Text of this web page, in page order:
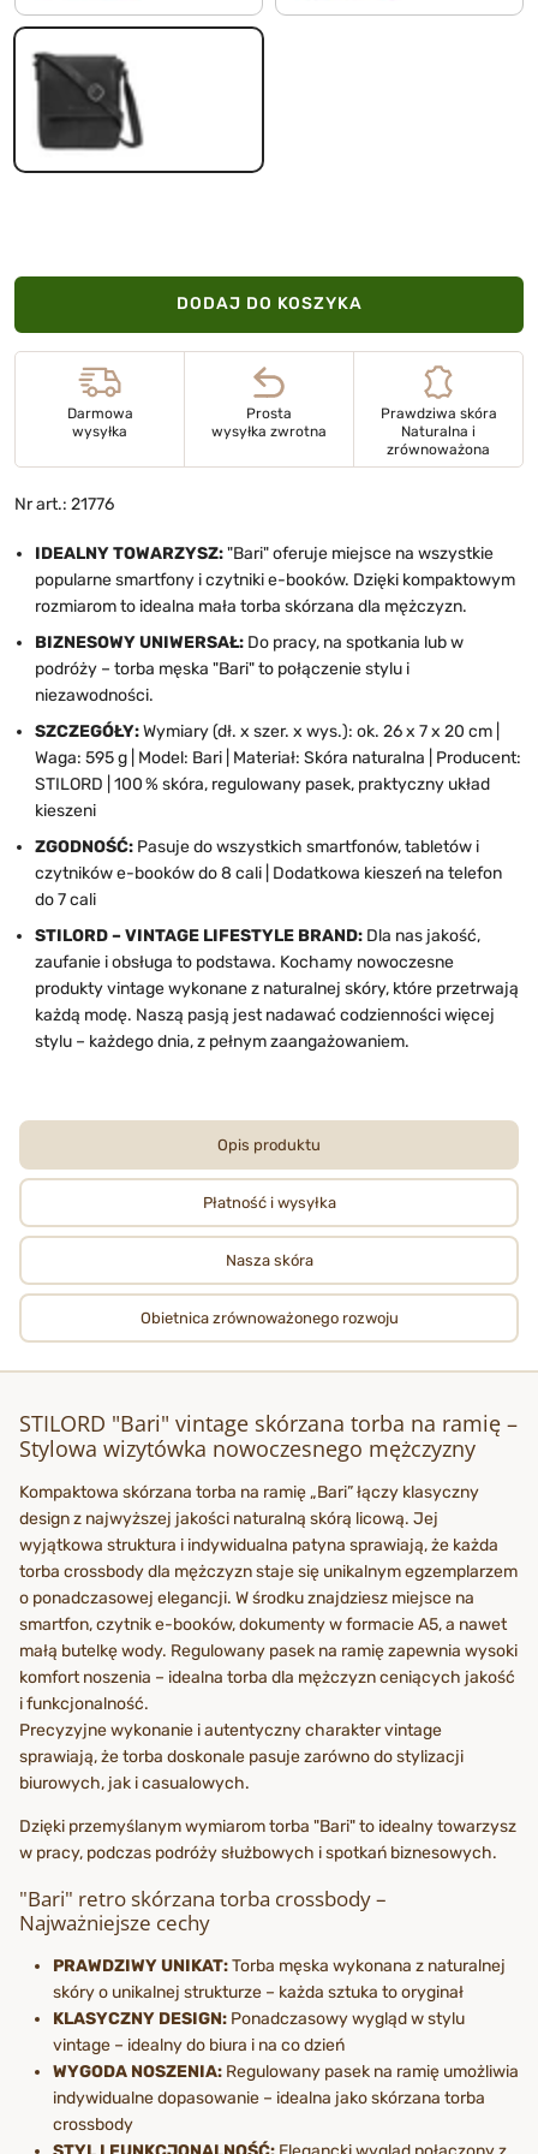
DODAJ DO KOSZYKA
Darmowa
wysyłka
Prosta
wysyłka zwrotna
Prawdziwa skóra
Naturalna i
zrównoważona
Nr art.: 21776
IDEALNY TOWARZYSZ:"Bari" oferuje miejsce na wszystkie
popularne smartfony i czytniki e-booków. Dzięki kompaktowym
rozmiarom to idealna mała torba skórzana dla mężczyzn.
BIZNESOWY UNIWERSAŁ: Do pracy, na spotkania lub w
podróży – torba męska "Bari" to połączenie stylu i
niezawodności.
SZCZEGÓŁY:Wymiary (dł. x szer. x wys.): ok. 26 x 7 x 20 cm |
Waga: 595 g | Model: Bari | Materiał: Skóra naturalna | Producent:
STILORD | 100 % skóra, regulowany pasek, praktyczny układ
kieszeni
ZGODNOŚĆ: Pasuje do wszystkich smartfonów, tabletów i
czytników e-booków do 8 cali | Dodatkowa kieszeń na telefon
do 7 cali
STILORD – VINTAGE LIFESTYLE BRAND: Dla nas jakość,
zaufanie i obsługa to podstawa. Kochamy nowoczesne
produkty vintage wykonane z naturalnej skóry, które przetrwają
każdą modę. Naszą pasją jest nadawać codzienności więcej
stylu – każdego dnia, z pełnym zaangażowaniem.
Opis produktu
Płatność i wysyłka
Nasza skóra
Obietnica zrównoważonego rozwoju
STILORD "Bari" vintage skórzana torba na ramię –
Stylowa wizytówka nowoczesnego mężczyzny
Kompaktowa skórzana torba na ramię „Bari” łączy klasyczny
design z najwyższej jakości naturalną skórą licową. Jej
wyjątkowa struktura i indywidualna patyna sprawiają, że każda
torba crossbody dla mężczyzn staje się unikalnym egzemplarzem
o ponadczasowej elegancji. W środku znajdziesz miejsce na
smartfon, czytnik e-booków, dokumenty w formacie A5, a nawet
małą butelkę wody. Regulowany pasek na ramię zapewnia wysoki
komfort noszenia – idealna torba dla mężczyzn ceniących jakość
i funkcjonalność.
Precyzyjne wykonanie i autentyczny charakter vintage
sprawiają, że torba doskonale pasuje zarówno do stylizacji
biurowych, jak i casualowych.
Dzięki przemyślanym wymiarom torba "Bari" to idealny towarzysz
w pracy, podczas podróży służbowych i spotkań biznesowych.
"Bari" retro skórzana torba crossbody –
Najważniejsze cechy
PRAWDZIWY UNIKAT:Torba męska wykonana z naturalnej
skóry o unikalnej strukturze – każda sztuka to oryginał
KLASYCZNY DESIGN: Ponadczasowy wygląd w stylu
vintage – idealny do biura i na co dzień
WYGODA NOSZENIA: Regulowany pasek na ramię umożliwia
indywidualne dopasowanie – idealna jako skórzana torba
crossbody